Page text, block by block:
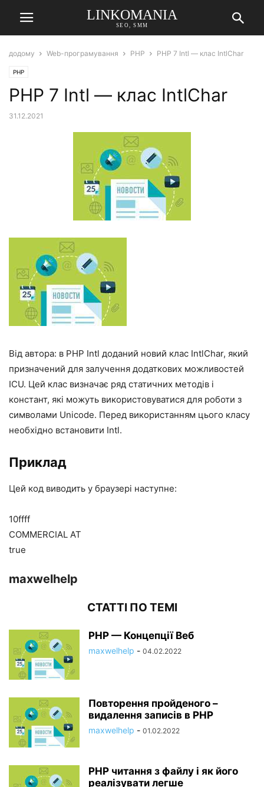
LINKOMANIA
SEO, SMM
додому Web-програмування PHP PHP 7 Intl — клас IntlChar
PHP
PHP 7 Intl — клас IntlChar
31.12.2021
Від автора: в PHP Intl доданий новий клас IntlChar, який
призначений для залучення додаткових можливостей
ICU. Цей клас визначає ряд статичних методів і
констант, які можуть використовуватися для роботи з
символами Unicode. Перед використанням цього класу
необхідно встановити Intl.
Приклад
Цей код виводить у браузері наступне:
10ffff
COMMERCIAL AT
true
maxwelhelp
СТАТТІ ПО ТЕМІ
PHP — Концепції Веб
maxwelhelp - 04.02.2022
Повторення пройденого –
видалення записів в PHP
maxwelhelp - 01.02.2022
PHP читання з файлу і як його
реалізувати легше